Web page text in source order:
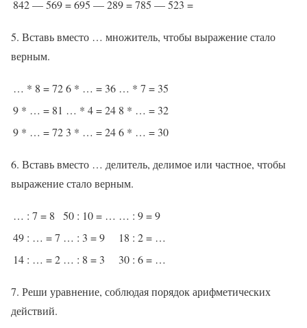
842 — 569 =695 — 289 =785 — 523 =
5. Вставь вместо … множитель, чтобы выражение стало
верным.
… * 8 = 726 * … = 36 … * 7 = 35
9 * … = 81 … * 4 = 24 8 * … = 32
9 * … = 72 3 * … = 246 * … = 30
6. Вставь вместо … делитель, делимое или частное, чтобы
выражение стало верным.
… : 7 = 8 50 : 10 = … … : 9 = 9
49 : … = 7 … : 3 = 9
18 : 2 = …
14 : … = 2 … : 8 = 3 30 : 6 = …
7. Реши уравнение, соблюдая порядок арифметических
действий.